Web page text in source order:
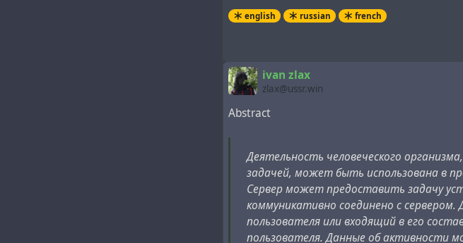
Applicants: MICROSOFT TECHNOLOGY
Washington 98052-6399, US
biological #capitalism#coronavirus#
technology
english russian french
ivan zlax
zlax@ussr.win
Abstract
Деятельность человеческого
задачей, может быть использована в
Сервер может предоставить задачу
коммуникативно соединено с
пользователя или входящий в его
пользователя. Данные об активности